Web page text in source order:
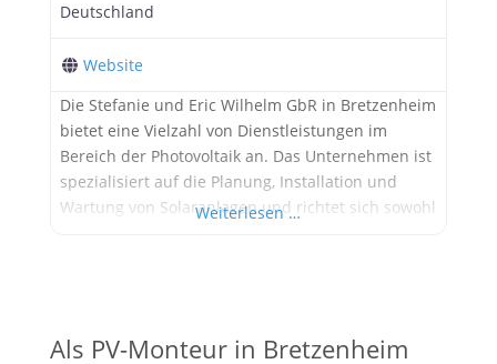
Deutschland
Website
Die Stefanie und Eric Wilhelm GbR in Bretzenheim
bietet eine Vielzahl von Dienstleistungen im
Bereich der Photovoltaik an. Das Unternehmen ist
spezialisiert auf die Planung, Installation und
Wartung von Solaranlagen und richtet sich sowohl
Weiterlesen …
Als PV-Monteur in Bretzenheim